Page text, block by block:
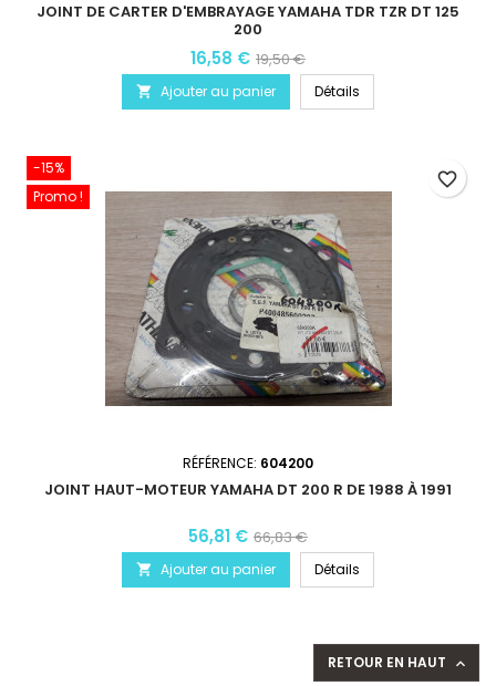
JOINT DE CARTER D'EMBRAYAGE YAMAHA TDR TZR DT 125
200
16,58 € 19,50 €
 Ajouter au panier Détails
-15%
Promo !
RÉFÉRENCE: 604200
JOINT HAUT-MOTEUR YAMAHA DT 200 R DE 1988 À 1991
56,81 € 66,83 €
 Ajouter au panier Détails
favorite_border
RETOUR EN HAUT 